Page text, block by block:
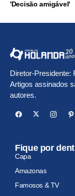
'Decisão amigável'
Diretor-Presidente:
Artigos assinados
autores.
Fique por
Capa
Amazonas
Famosos & TV